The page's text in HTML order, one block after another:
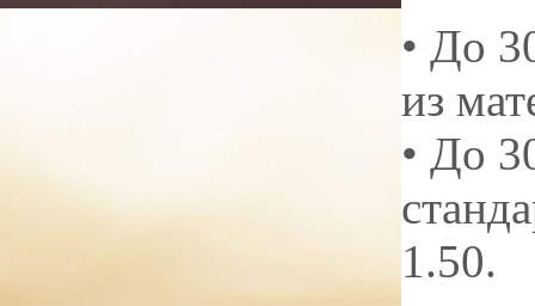
• До
из
• До
1.50.